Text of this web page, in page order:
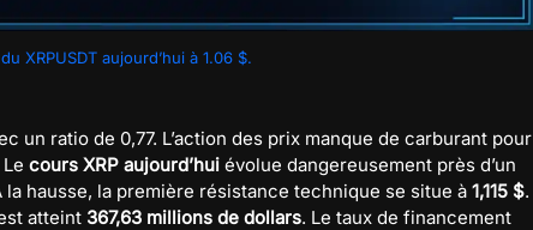
XRPUSDT aujourd’hui à 1.06 $.
un ratio de 0,77. L’action des prix manque de carburant pour
cours XRP aujourd’hui évolue dangereusement près d’un
la hausse, la première résistance technique se situe à 1,115 $.
atteint 367,63 millions de dollars. Le taux de financement